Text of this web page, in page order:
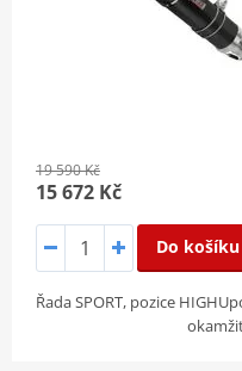
19 590 Kč
15 672 Kč
Do košíku
Řada SPORT, pozice